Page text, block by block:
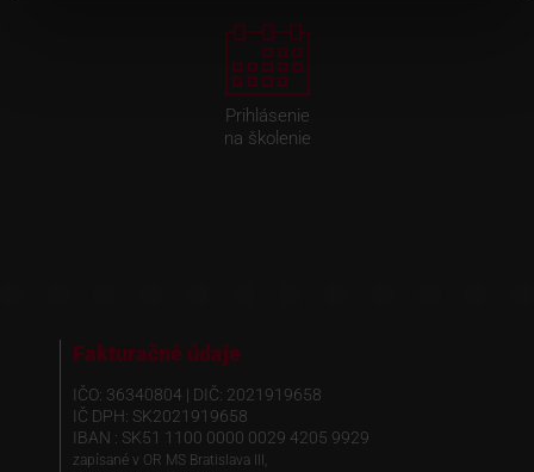
Prihlásenie
na školenie
Fakturačné údaje
IČO: 36340804 | DIČ: 2021919658
IČ DPH: SK2021919658
IBAN : SK51 1100 0000 0029 4205 9929
zapísané v OR MS Bratislava III,